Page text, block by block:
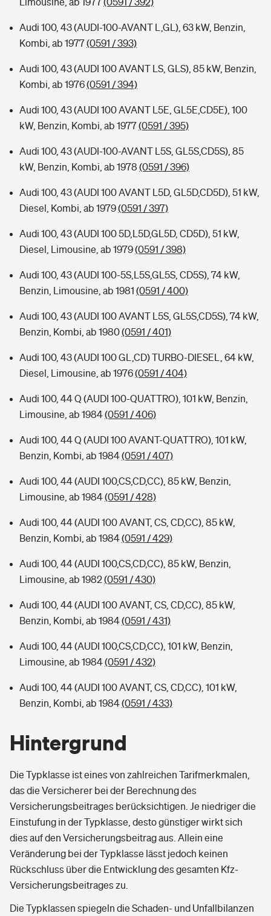
Audi 100, 43 (AUDI-100-AVANT L,GL), 63 kW, Benzin,
Kombi, ab 1977(0591 / 393)
Audi 100, 43 (AUDI 100 AVANT LS, GLS), 85 kW, Benzin,
Kombi, ab 1976(0591 / 394)
Audi 100, 43 (AUDI 100 AVANT L5E, GL5E,CD5E), 100
kW, Benzin, Kombi, ab 1977(0591 / 395)
Audi 100, 43 (AUDI-100-AVANT L5S, GL5S,CD5S), 85
kW, Benzin, Kombi, ab 1978 (0591 / 396)
Audi 100, 43 (AUDI 100 AVANT L5D, GL5D,CD5D), 51 kW,
Diesel, Kombi, ab 1979(0591 / 397)
Audi 100, 43 (AUDI 100 5D,L5D,GL5D, CD5D), 51 kW,
Diesel, Limousine, ab 1979(0591 / 398)
Audi 100, 43 (AUDI 100-5S,L5S,GL5S, CD5S), 74 kW,
Benzin, Limousine, ab 1981 (0591 / 400)
Audi 100, 43 (AUDI 100 AVANT L5S, GL5S,CD5S), 74 kW,
Benzin, Kombi, ab 1980(0591 / 401)
Audi 100, 43 (AUDI 100 GL,CD) TURBO-DIESEL, 64 kW,
Diesel, Limousine, ab 1976(0591 / 404)
Audi 100, 44 Q (AUDI 100-QUATTRO), 101 kW, Benzin,
Limousine, ab 1984(0591 / 406)
Audi 100, 44 Q (AUDI 100 AVANT-QUATTRO), 101 kW,
Benzin, Kombi, ab 1984(0591 / 407)
Audi 100, 44 (AUDI 100,CS,CD,CC), 85 kW, Benzin,
Limousine, ab 1984(0591 / 428)
Audi 100, 44 (AUDI 100 AVANT, CS, CD,CC), 85 kW,
Benzin, Kombi, ab 1984(0591 / 429)
Audi 100, 44 (AUDI 100,CS,CD,CC), 85 kW, Benzin,
Limousine, ab 1982(0591 / 430)
Audi 100, 44 (AUDI 100 AVANT, CS, CD,CC), 85 kW,
Benzin, Kombi, ab 1984(0591 / 431)
Audi 100, 44 (AUDI 100,CS,CD,CC), 101 kW, Benzin,
Limousine, ab 1984(0591 / 432)
Audi 100, 44 (AUDI 100 AVANT, CS, CD,CC), 101 kW,
Benzin, Kombi, ab 1984(0591 / 433)
Hintergrund
Die Typklasse ist eines von zahlreichen Tarifmerkmalen,
das die Versicherer bei der Berechnung des
Versicherungsbeitrages berücksichtigen. Je niedriger die
Einstufung in der Typklasse, desto günstiger wirkt sich
dies auf den Versicherungsbeitrag aus. Allein eine
Veränderung bei der Typklasse lässt jedoch keinen
Rückschluss über die Entwicklung des gesamten Kfz-
Versicherungsbeitrages zu.
Die Typklassen spiegeln die Schaden- und Unfallbilanzen